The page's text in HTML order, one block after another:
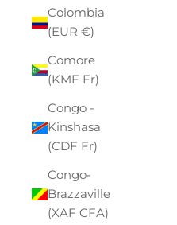
Colombia
(EUR €)
Comore
(KMF Fr)
Congo -
Kinshasa
(CDF Fr)
Congo-
Brazzaville
(XAF CFA)